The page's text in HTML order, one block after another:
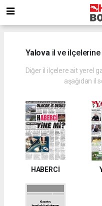
Yalovail ve ilçelerine
Diğer il ilçelere ait yerel
aşağıdan il
HABERCİ